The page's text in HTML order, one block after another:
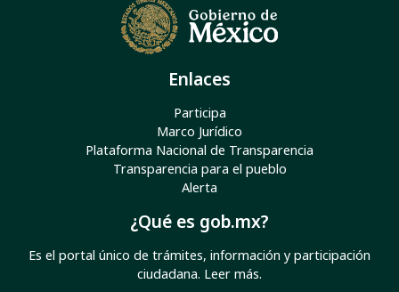
Enlaces
Participa
Marco Jurídico
Plataforma Nacional de Transparencia
Transparencia para el pueblo
Alerta
¿Qué es gob.mx?
Es el portal único de trámites, información y participación
ciudadana. Leer más.